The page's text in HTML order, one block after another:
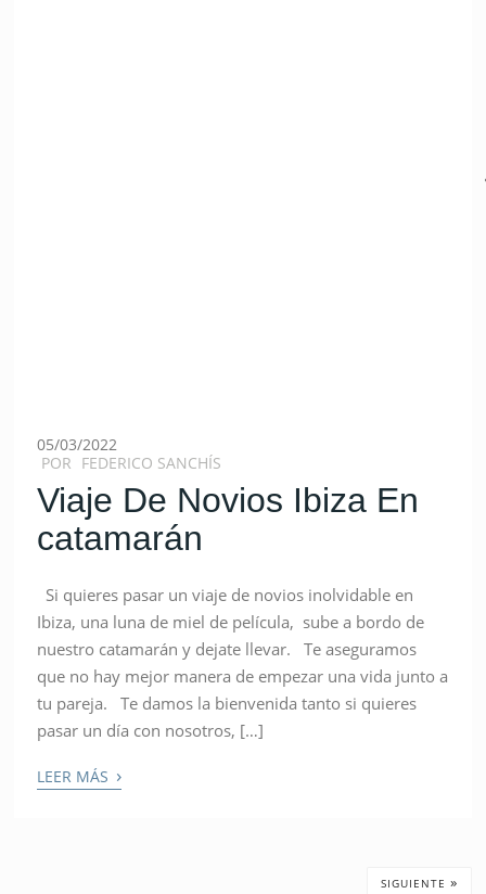
05/03/2022
POR FEDERICO SANCHÍS
Viaje De Novios Ibiza En
catamarán
Si quieres pasar un viaje de novios inolvidable en
Ibiza, una luna de miel de película, sube a bordo de
nuestro catamarán y dejate llevar. Te aseguramos
que no hay mejor manera de empezar una vida junto a
tu pareja. Te damos la bienvenida tanto si quieres
pasar un día con nosotros, […]
LEER MÁS ›
SIGUIENTE »